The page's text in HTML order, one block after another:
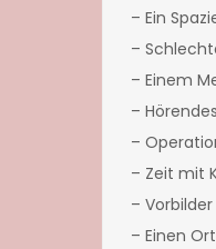
– Ein
–
– Einem
–
–
– Zeit mit
–
– Einen